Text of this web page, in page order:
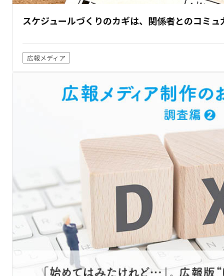
スケジュールづくりのカギは、関係者とのコミュ
広報メディア